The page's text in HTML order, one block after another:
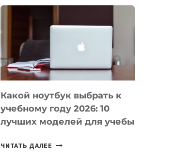
КОТОРЫЕ
СОЗДАВАТЬ
БЕЗ
КОДА
Какой ноутбук выбрать к
учебному году 2026: 10
лучших моделей для учебы
ЧИТАТЬ ДАЛЕЕ КАКОЙ